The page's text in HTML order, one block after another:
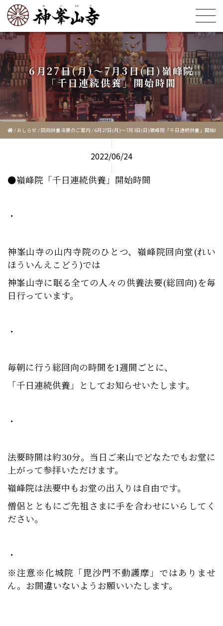
6月27日(月)〜7月3日(日)嶺峰院
「千日連続供養」開始時間
/ おしらせ /回向供養法要のご案内 /6月27日(月)〜7月3日(日)嶺峰院「千日連続供養」開始時
2022/06/24
●嶺峰院「千日連続供養」開始時間
・
神峯山寺の山内寺院のひとつ、嶺峰院回向堂(れい
ほういんえこどう)では
神峯山寺に眠る全ての人々の供養法要(総回向)を毎
日行っています。
・
毎朝に行う総回向の時間を1週間ごとに、
「千日連続供養」としてお知らせいたします。
・
法要時間は約30分。当日ご来山でどなたでもお堂に
上がって参拝いただけます。
嶺峰院は法要中もお堂の出入りは自由です。
僧侶とともにご先祖さまに手を合わせにいらしてく
ださい。
・
※注意※化城院「毘沙門不動護摩」ではありませ
ん。お間違いないようお願いいたします。